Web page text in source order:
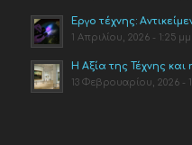
Έργο τέχνης:
1 Απριλίου, 2026 - 1:25 μμ
Η Αξία της Τέχνης
13 Φεβρουαρίου, 2026 -